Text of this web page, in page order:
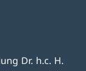
Dr. h.c. H.